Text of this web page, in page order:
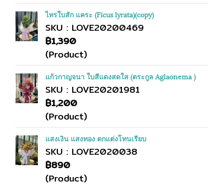
ไทรใบสัก แคระ (Ficus lyrata)(copy)
SKU : LOVE20200469
฿1,390
(Product)
แก้วกาญจนา ใบสีแดงสดใส (ตระกูล Aglaonema )
SKU : LOVE20201981
฿1,200
(Product)
แสงเงิน แสงทอง ตกแต่งโทนเรียบ
SKU : LOVE2020038
฿890
(Product)